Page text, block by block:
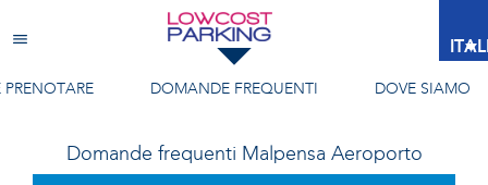
Malpensa Aeroporto
DOMANDE FREQUENTI DOVE SIAMO
Domande frequenti Malpensa Aeroporto